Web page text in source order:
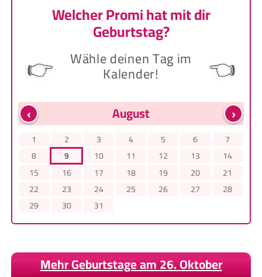
Welcher Promi hat mit dir
Geburtstag?
👉 Wähle deinen Tag im
Kalender! 👈
‹ ›
August
1 2 3 4 5 6
7
8
9 10 11 12 13
14
15
16 17 18 19 20
21
22
23 24 25 26 27
28
29
30 31
Mehr Geburtstage am 26. Oktober